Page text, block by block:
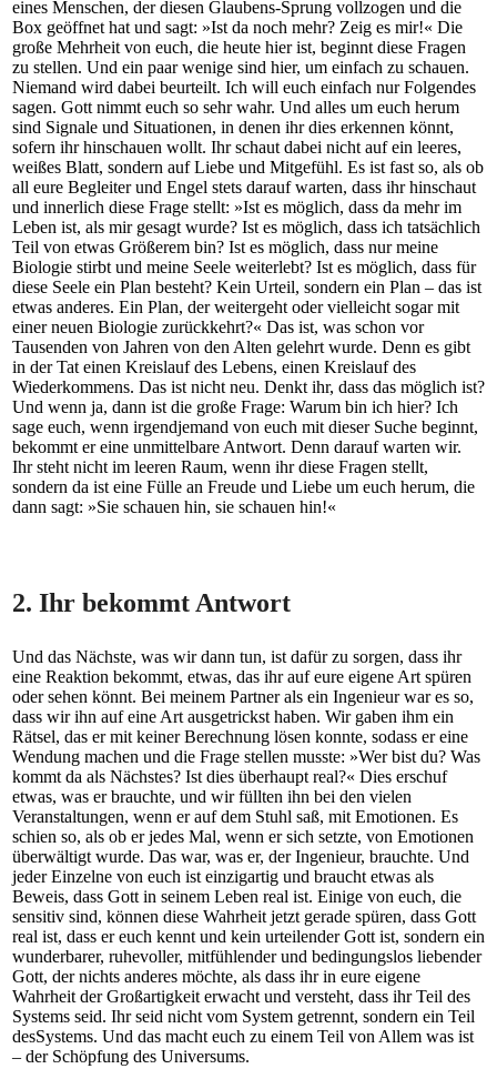
eines Menschen, der diesen Glaubens-Sprung vollzogen und die
Box geöffnet hat und sagt: »Ist da noch mehr? Zeig es mir!« Die
große Mehrheit von euch, die heute hier ist, beginnt diese Fragen
zu stellen. Und ein paar wenige sind hier, um einfach zu schauen.
Niemand wird dabei beurteilt. Ich will euch einfach nur Folgendes
sagen. Gott nimmt euch so sehr wahr. Und alles um euch herum
sind Signale und Situationen, in denen ihr dies erkennen könnt,
sofern ihr hinschauen wollt. Ihr schaut dabei nicht auf ein leeres,
weißes Blatt, sondern auf Liebe und Mitgefühl. Es ist fast so, als ob
all eure Begleiter und Engel stets darauf warten, dass ihr hinschaut
und innerlich diese Frage stellt: »Ist es möglich, dass da mehr im
Leben ist, als mir gesagt wurde? Ist es möglich, dass ich tatsächlich
Teil von etwas Größerem bin? Ist es möglich, dass nur meine
Biologie stirbt und meine Seele weiterlebt? Ist es möglich, dass für
diese Seele ein Plan besteht? Kein Urteil, sondern ein Plan – das ist
etwas anderes. Ein Plan, der weitergeht oder vielleicht sogar mit
einer neuen Biologie zurückkehrt?« Das ist, was schon vor
Tausenden von Jahren von den Alten gelehrt wurde. Denn es gibt
in der Tat einen Kreislauf des Lebens, einen Kreislauf des
Wiederkommens. Das ist nicht neu. Denkt ihr, dass das möglich ist?
Und wenn ja, dann ist die große Frage: Warum bin ich hier? Ich
sage euch, wenn irgendjemand von euch mit dieser Suche beginnt,
bekommt er eine unmittelbare Antwort. Denn darauf warten wir.
Ihr steht nicht im leeren Raum, wenn ihr diese Fragen stellt,
sondern da ist eine Fülle an Freude und Liebe um euch herum, die
dann sagt: »Sie schauen hin, sie schauen hin!«
2. Ihr bekommt Antwort
Und das Nächste, was wir dann tun, ist dafür zu sorgen, dass ihr
eine Reaktion bekommt, etwas, das ihr auf eure eigene Art spüren
oder sehen könnt. Bei meinem Partner als ein Ingenieur war es so,
dass wir ihn auf eine Art ausgetrickst haben. Wir gaben ihm ein
Rätsel, das er mit keiner Berechnung lösen konnte, sodass er eine
Wendung machen und die Frage stellen musste: »Wer bist du? Was
kommt da als Nächstes? Ist dies überhaupt real?« Dies erschuf
etwas, was er brauchte, und wir füllten ihn bei den vielen
Veranstaltungen, wenn er auf dem Stuhl saß, mit Emotionen. Es
schien so, als ob er jedes Mal, wenn er sich setzte, von Emotionen
überwältigt wurde. Das war, was er, der Ingenieur, brauchte. Und
jeder Einzelne von euch ist einzigartig und braucht etwas als
Beweis, dass Gott in seinem Leben real ist. Einige von euch, die
sensitiv sind, können diese Wahrheit jetzt gerade spüren, dass Gott
real ist, dass er euch kennt und kein urteilender Gott ist, sondern ein
wunderbarer, ruhevoller, mitfühlender und bedingungslos liebender
Gott, der nichts anderes möchte, als dass ihr in eure eigene
Wahrheit der Großartigkeit erwacht und versteht, dass ihr Teil des
Systems seid. Ihr seid nicht vom System getrennt, sondern ein Teil
desSystems. Und das macht euch zu einem Teil von Allem was ist
– der Schöpfung des Universums.